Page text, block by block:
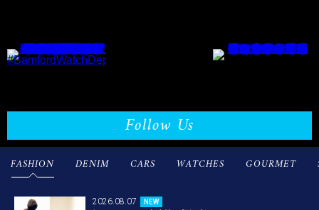
Follow Us
FASHION DENIM CARS WATCHES GOURMET
2026.08.07
NEW